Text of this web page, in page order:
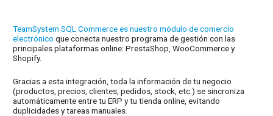
TeamSystem SQL Commerce es nuestro módulo de comercio
electrónico que conecta nuestro programa de gestión con las
principales plataformas online: PrestaShop, WooCommerce y
Shopify.
Gracias a esta integración, toda la información de tu negocio
(productos, precios, clientes, pedidos, stock, etc.) se sincroniza
automáticamente entre tu ERP y tu tienda online, evitando
duplicidades y tareas manuales.